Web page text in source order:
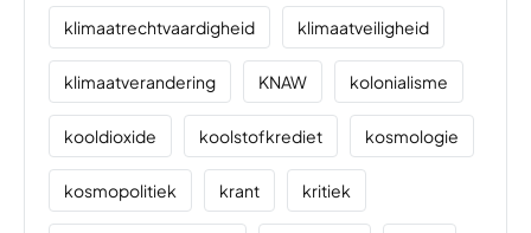
klimaatrechtvaardigheid klimaatveiligheid
klimaatverandering KNAW kolonialisme
kooldioxide koolstofkrediet kosmologie
kosmopolitiek krant kritiek